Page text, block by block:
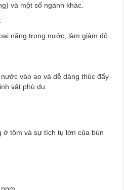
và một số ngành khác.
:
nặng trong nước, làm giảm độ
vào ao và dễ dàng thúc đẩy
vật phù du.
ở tôm và sự tích tụ lớn của bùn